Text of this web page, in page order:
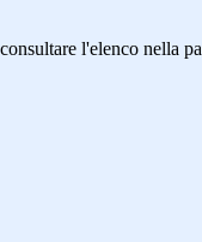
l'elenco nella